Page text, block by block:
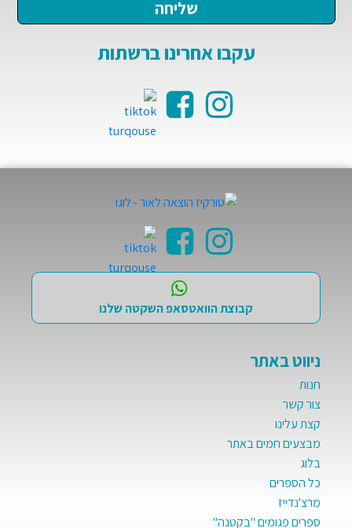
עקבו אחרינו ברשתות
קבוצת הוואטסאפ השקטה שלנו
ניווט באתר
חנות
צור קשר
קצת עלינו
מבצעים חמים באתר
בלוג
כל הספרים
מרצ'נדייז
ספרים פגומים "בקטנה"